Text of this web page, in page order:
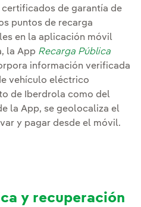
de garantía de
puntos de recarga
en la aplicación móvil
la App Recarga Pública
información verificada
vehículo eléctrico
de Iberdrola como del
la App, se geolocaliza el
y pagar desde el móvil.
y recuperación